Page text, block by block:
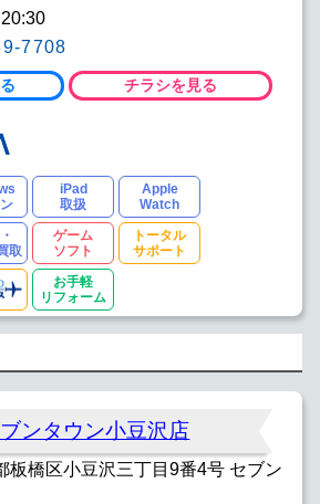
7708
チラシを見る
iPad
取扱
Apple
Watch
取
ゲーム
ソフト
トータル
サポート
お手軽
リフォーム
ンタウン小豆沢店
板橋区小豆沢三丁目9番4号 セブン